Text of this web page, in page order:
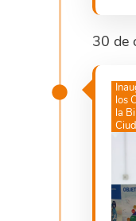
30 de
los
la